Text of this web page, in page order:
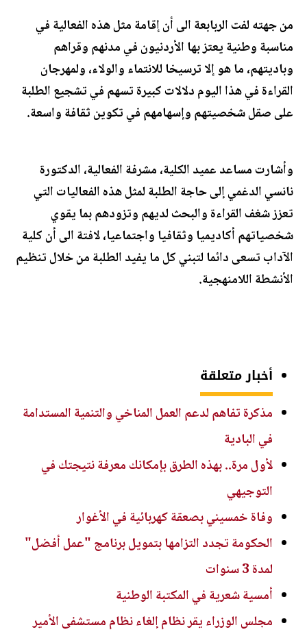
من جهته لفت الربابعة الى أن إقامة مثل هذه الفعالية في
مناسبة وطنية يعتز بها الأردنيون في مدنهم وقراهم
وباديتهم، ما هو إلا ترسيخا للانتماء والولاء، ولمهرجان
القراءة في هذا اليوم دلالات كبيرة تسهم في تشجيع الطلبة
على صقل شخصيتهم وإسهامهم في تكوين ثقافة واسعة.
وأشارت مساعد عميد الكلية، مشرفة الفعالية، الدكتورة
نانسي الدغمي إلى حاجة الطلبة لمثل هذه الفعاليات التي
تعزز شغف القراءة والبحث لديهم وتزودهم بما يقوي
شخصياتهم أكاديميا وثقافيا واجتماعيا، لافتة الى أن كلية
الآداب تسعى دائما لتبني كل ما يفيد الطلبة من خلال تنظيم
الأنشطة اللامنهجية.
أخبار متعلقة
مذكرة تفاهم لدعم العمل المناخي والتنمية المستدامة
في البادية
لأول مرة.. بهذه الطرق بإمكانك معرفة نتيجتك في
التوجيهي
وفاة خمسيني بصعقة كهربائية في الأغوار
الحكومة تجدد التزامها بتمويل برنامج "عمل أفضل"
لمدة 3 سنوات
أمسية شعرية في المكتبة الوطنية
مجلس الوزراء يقر نظام إلغاء نظام مستشفى الأمير